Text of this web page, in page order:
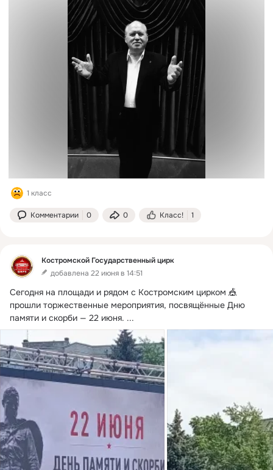
1 класс
Комментарии 0 0 Класс! 1
Костромской Государственный цирк
добавлена 22 июня в 14:51
Сегодня на площади и️ рядом с Костромским цирком 🎪
прошли торжественные мероприятия, посвящённые Дню
памяти и скорби — 22 июня. ...